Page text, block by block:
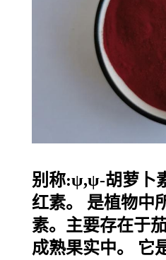
别称:ψ,ψ-胡萝卜
红素。 是植物中
素。主要存在于
成熟果实中。 它